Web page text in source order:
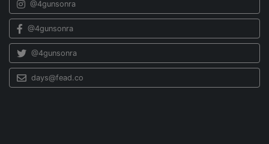
@4gunsonra
@4gunsonra
@4gunsonra
days@fead.co